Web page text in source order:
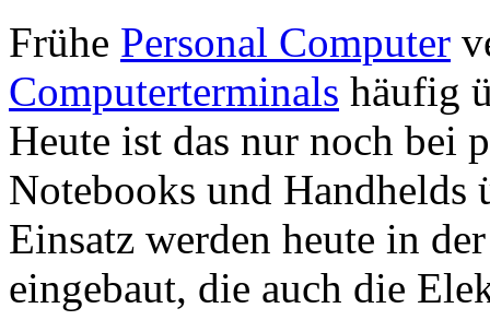
Frühe Personal Computer
Computerterminals häufig
Heute ist das nur noch bei
Notebooks und
Einsatz werden heute in
eingebaut, die auch die